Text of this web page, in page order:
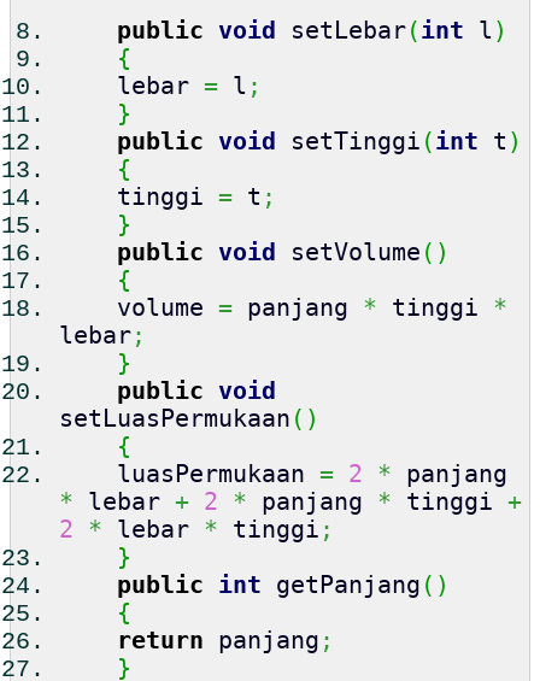
public
void setLebar(int l )
{
lebar = l ;
}
public
void setTinggi (int t )
{
tinggi = t ;
}
public
void setVolume ( )
{
volume = panjang * tinggi *
lebar;
}
public
void
setLuasPermukaan ( )
{
luasPermukaan = 2 * panjang
* lebar + 2 * panjang * tinggi +
2
* lebar * tinggi ;
}
public
int getPanjang ( )
{
return panjang ;
}